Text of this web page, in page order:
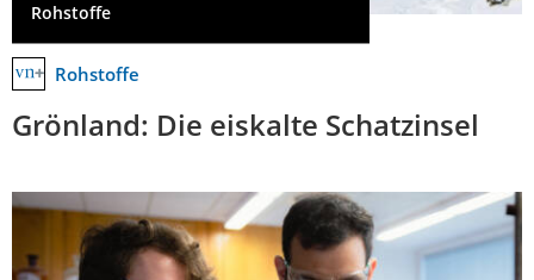
Rohstoffe
Rohstoffe
Grönland: Die eiskalte Schatzinsel